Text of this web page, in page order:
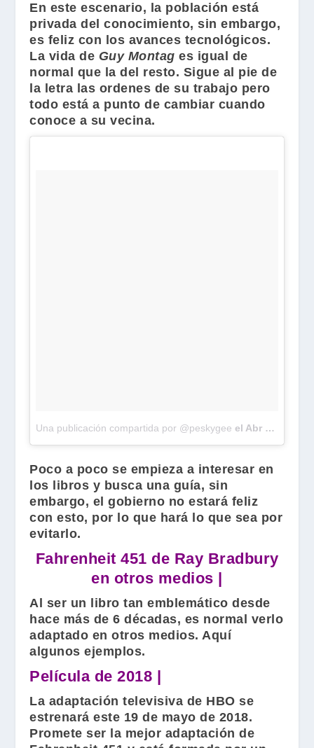
En este escenario, la población está
privada del conocimiento, sin embargo,
es feliz con los avances tecnológicos.
La vida de Guy Montag es igual de
normal que la del resto. Sigue al pie de
la letra las ordenes de su trabajo pero
todo está a punto de cambiar cuando
conoce a su vecina.
Una publicación compartida por @peskygee elAbr 9, 2018 at 12:43 PDT
Poco a poco se empieza a interesar en
los libros y busca una guía, sin
embargo, el gobierno no estará feliz
con esto, por lo que hará lo que sea por
evitarlo.
Fahrenheit 451 de Ray Bradbury
en otros medios |
Al ser un libro tan emblemático desde
hace más de 6 décadas, es normal verlo
adaptado en otros medios. Aquí
algunos ejemplos.
Película de 2018 |
La adaptación televisiva de HBO se
estrenará este 19 de mayo de 2018.
Promete ser la mejor adaptación de